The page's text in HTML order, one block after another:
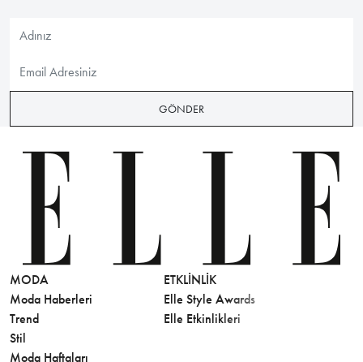
GÖNDER
MODA
Moda Haberleri
Trend
Stil
Moda Haftaları
ETKLINLIK
Elle Style Awards
Elle Etkinlikleri